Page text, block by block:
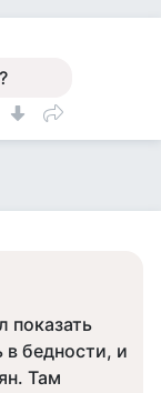
показать
в бедности, и
Там